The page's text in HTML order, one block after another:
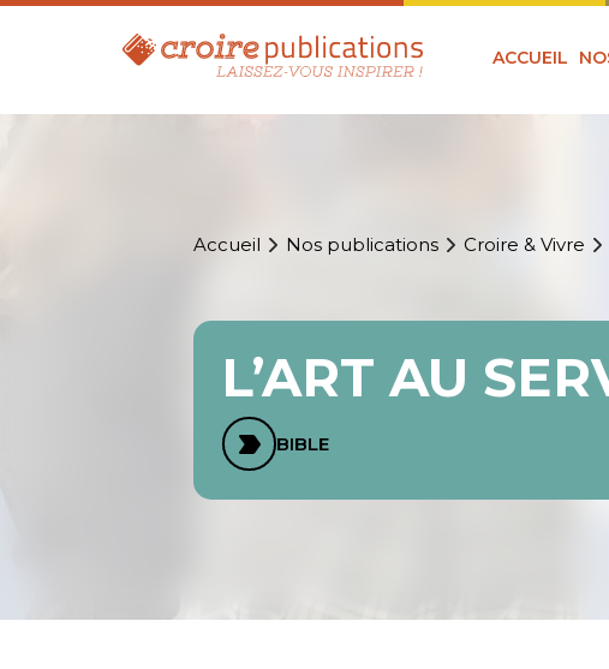
ACCUEIL
Accueil Nos publications Croire & Vivre
L’ART AU
BIBLE